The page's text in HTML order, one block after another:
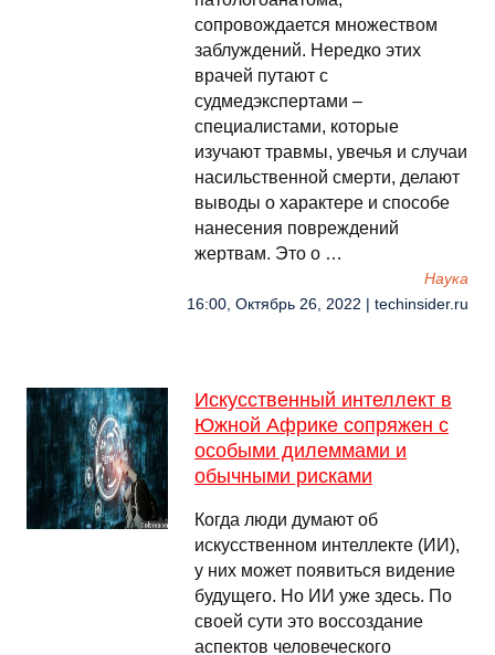
сопровождается множеством
заблуждений. Нередко этих
врачей путают с
судмедэкспертами –
специалистами, которые
изучают травмы, увечья и случаи
насильственной смерти, делают
выводы о характере и способе
нанесения повреждений
жертвам. Это о …
Наука
16:00, Октябрь 26, 2022 | techinsider.ru
Искусственный интеллект в
Южной Африке сопряжен с
особыми дилеммами и
обычными рисками
Когда люди думают об
искусственном интеллекте (ИИ),
у них может появиться видение
будущего. Но ИИ уже здесь. По
своей сути это воссоздание
аспектов человеческого